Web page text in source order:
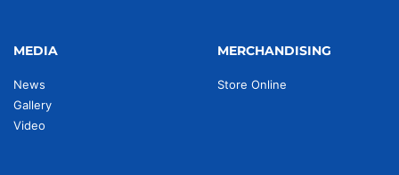
MEDIA
News
Gallery
Video
MERCHANDISING
Store Online